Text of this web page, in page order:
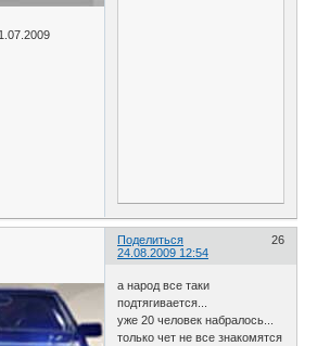
Поделиться
26
24.08.2009 12:54
а народ все таки
подтягивается...
уже 20 человек набралось...
только чет не все знакомятся